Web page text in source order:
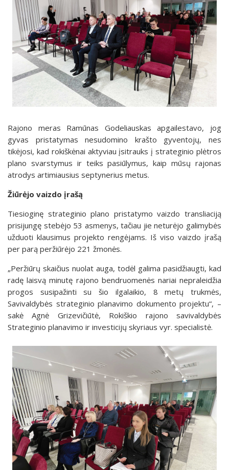
Rajono meras Ramūnas Godeliauskas apgailestavo, jog
gyvas pristatymas nesudomino krašto gyventojų, nes
tikėjosi, kad rokiškėnai aktyviau įsitrauks į strateginio plėtros
plano svarstymus ir teiks pasiūlymus, kaip mūsų rajonas
atrodys artimiausius septynerius metus.
Žiūrėjo vaizdo įrašą
Tiesioginę strateginio plano pristatymo vaizdo transliaciją
prisijungę stebėjo 53 asmenys, tačiau jie neturėjo galimybės
užduoti klausimus projekto rengėjams. Iš viso vaizdo įrašą
per parą peržiūrėjo 221 žmonės.
„Peržiūrų skaičius nuolat auga, todėl galima pasidžiaugti, kad
radę laisvą minutę rajono bendruomenės nariai nepraleidžia
progos susipažinti su šio ilgalaikio, 8 metų trukmės,
Savivaldybės strateginio planavimo dokumento projektu“, –
sakė Agnė Grizevičiūtė, Rokiškio rajono savivaldybės
Strateginio planavimo ir investicijų skyriaus vyr. specialistė.